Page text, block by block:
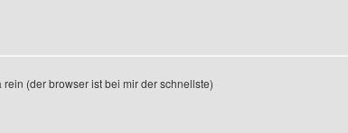
(der browser ist bei mir der schnellste)